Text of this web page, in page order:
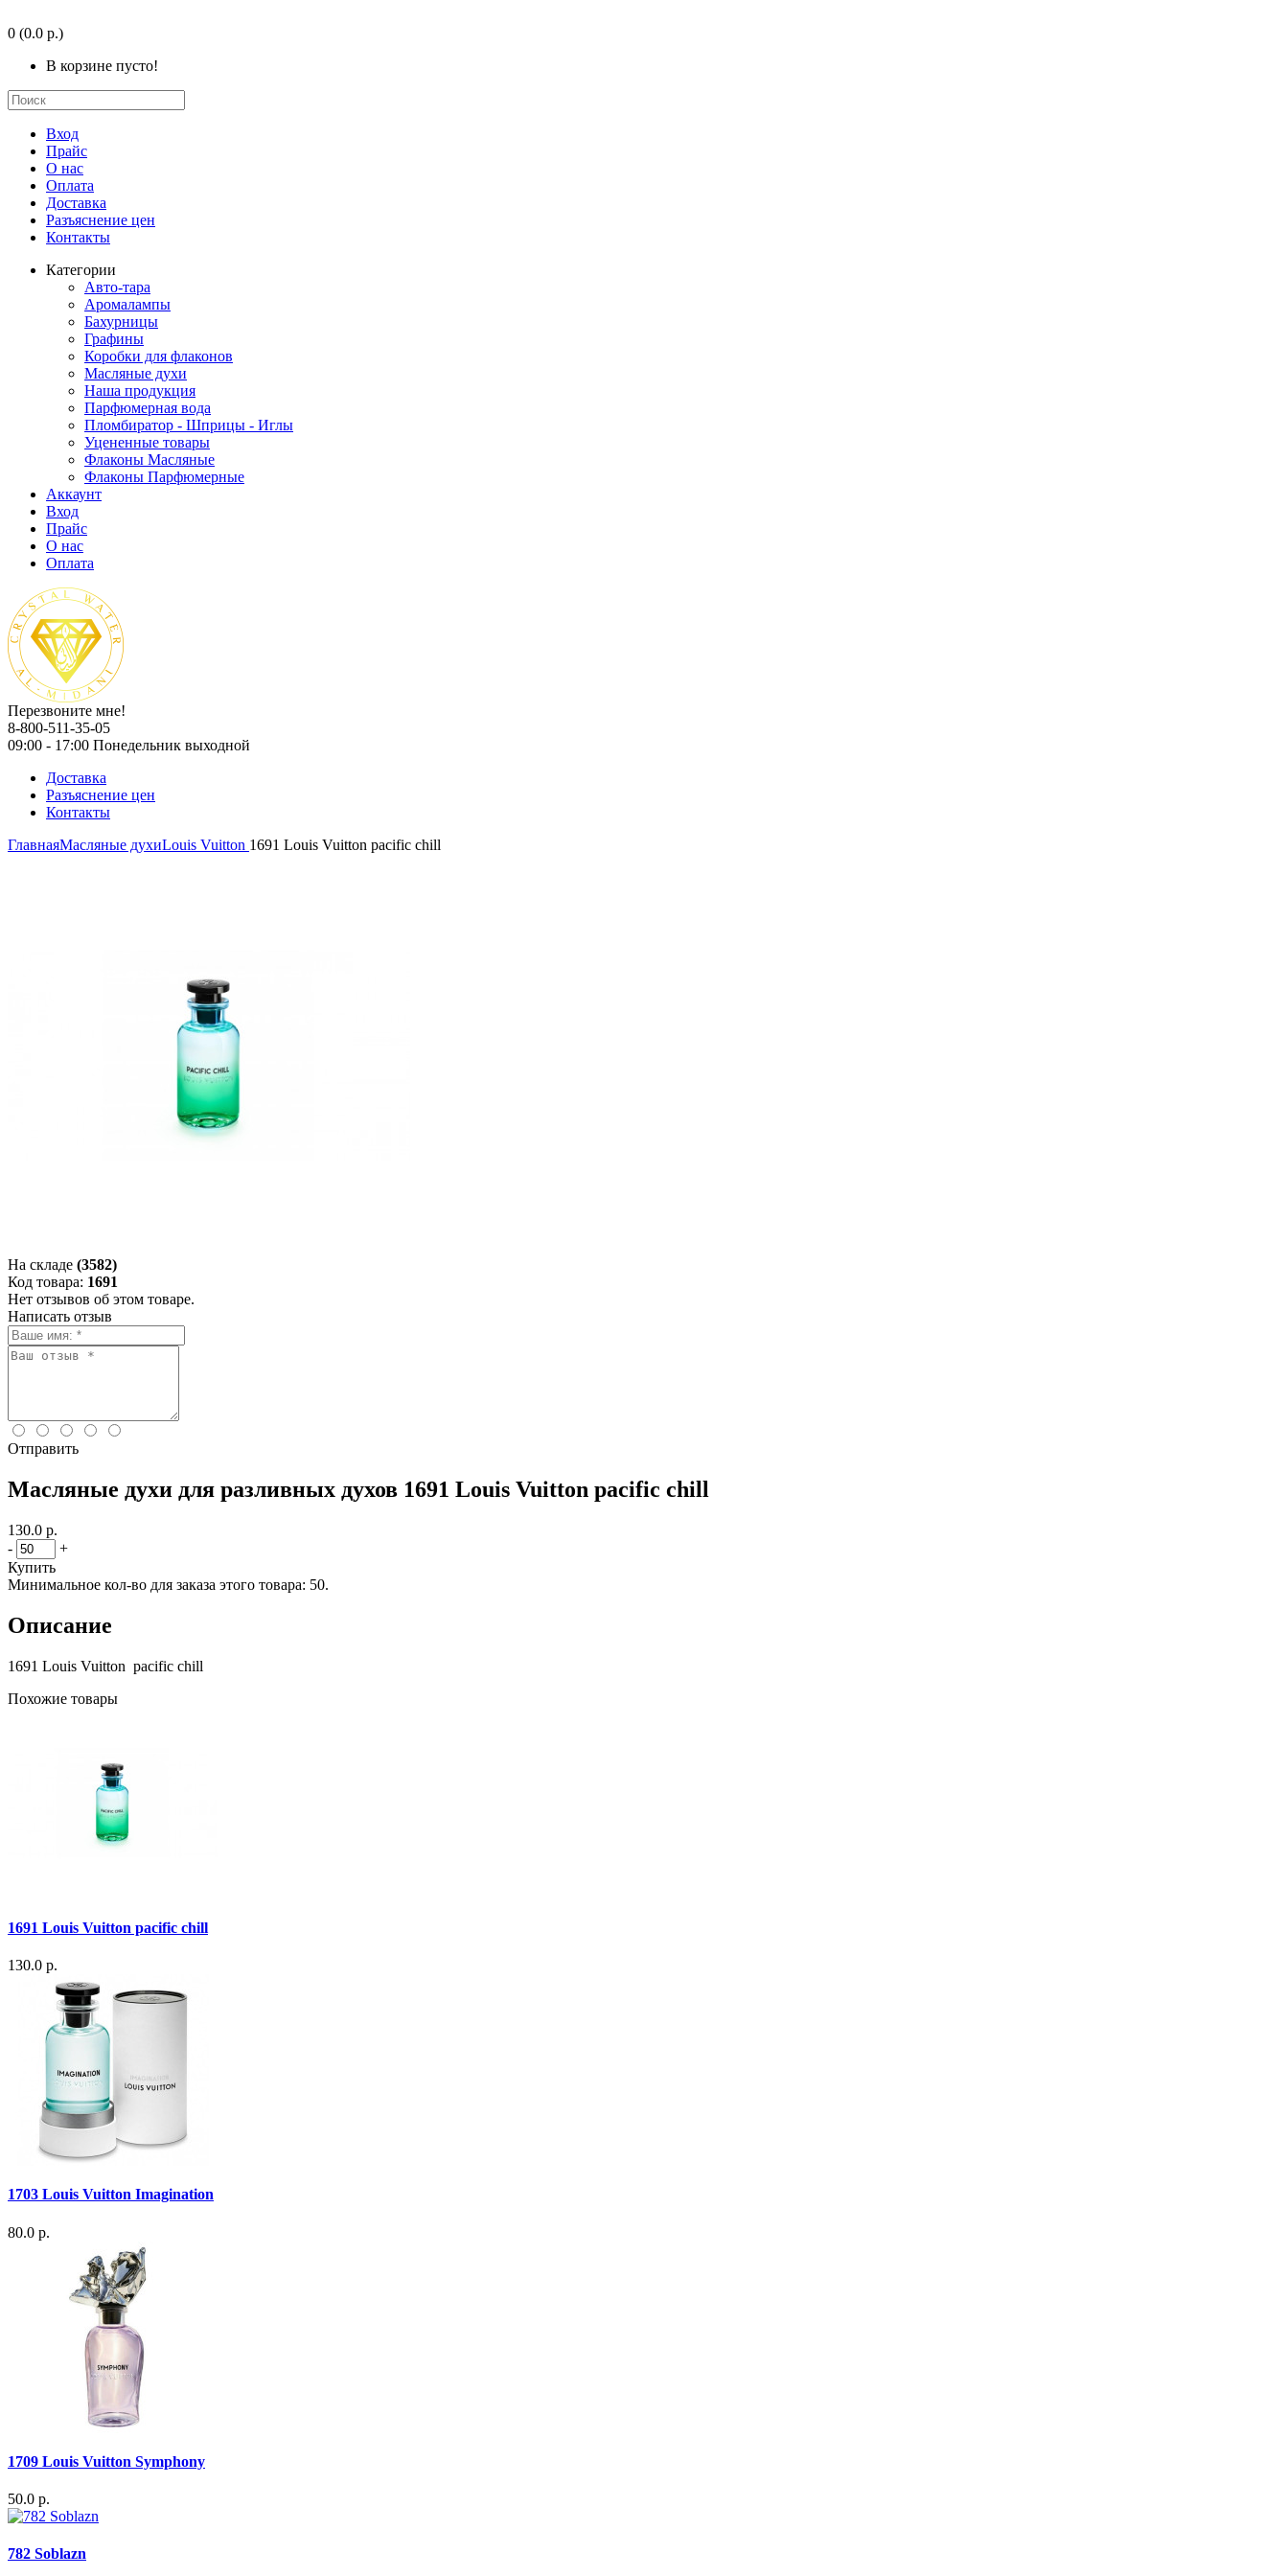
0 (0.0 р.)
В корзине пусто!
Вход
Прайс
О нас
Оплата
Доставка
Разъяснение цен
Контакты
Категории
Авто-тара
Аромалампы
Бахурницы
Графины
Коробки для флаконов
Масляные духи
Наша продукция
Парфюмерная вода
Пломбиратор - Шприцы - Иглы
Уцененные товары
Флаконы Масляные
Флаконы Парфюмерные
Аккаунт
Вход
Прайс
О нас
Оплата
Перезвоните мне!
8-800-511-35-05
09:00 - 17:00 Понедельник выходной
Доставка
Разъяснение цен
Контакты
ГлавнаяМасляные духиLouis Vuitton 1691 Louis Vuitton pacific chill
На складе (3582)
Код товара: 1691
Нет отзывов об этом товаре.
Написать отзыв
Отправить
Масляные духи для разливных духов 1691 Louis Vuitton pacific chill
130.0 р.
-
+
Купить
Минимальное кол-во для заказа этого товара: 50.
Описание
1691 Louis Vuitton pacific chill
Похожие товары
1691 Louis Vuitton pacific chill
130.0 р.
1703 Louis Vuitton Imagination
80.0 р.
1709 Louis Vuitton Symphony
50.0 р.
782 Soblazn